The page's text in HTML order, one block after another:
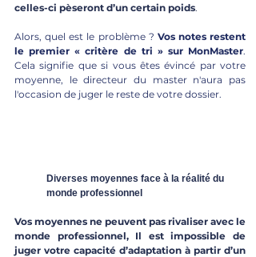
celles-ci pèseront d’un certain poids.
Alors, quel est le problème ? Vos notes restent
le premier « critère de tri » sur MonMaster.
Cela signifie que si vous êtes évincé par votre
moyenne, le directeur du master n'aura pas
l'occasion de juger le reste de votre dossier.
Diverses moyennes face à la réalité du
monde professionnel
Vos moyennes ne peuvent pas rivaliser avec le
monde professionnel, Il est impossible de
juger votre capacité d’adaptation à partir d’un